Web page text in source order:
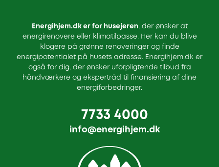
Energihjem.dk er for husejeren, der ønsker at
energirenovere eller klimatilpasse. Her kan du blive
klogere på grønne renoveringer og finde
energipotentialet på husets adresse. Energihjem.dk er
også for dig, der ønsker uforpligtende tilbud fra
håndværkere og ekspertråd til finansiering af dine
energiforbedringer.
7733 4000
info@energihjem.dk